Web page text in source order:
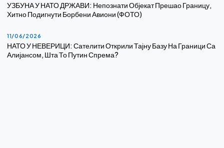
УЗБУНА У НАТО ДРЖАВИ: Непознати Објекат Прешао Границу,
Хитно Подигнути Борбени Авиони (ФОТО)
11/06/2026
НАТО У НЕВЕРИЦИ: Сателити Открили Тајну Базу На Граници Са
Алијансом, Шта То Путин Спрема?